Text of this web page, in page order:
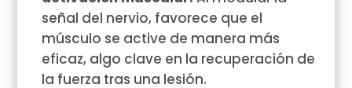
señal del nervio, favorece que el
músculo se active de manera más
eficaz, algo clave en la recuperación de
la fuerza tras una lesión.